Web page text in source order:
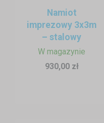
Namiot
imprezowy 3x3m
– stalowy
W magazynie
930,00 zł